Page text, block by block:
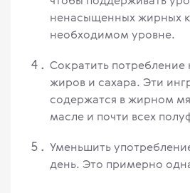
ненасыщенных жирных
необходимом уровне.
Сократить
жиров и сахара. Эти
содержатся в жирном
масле и почти всех
Уменьшить
день. Это примерно